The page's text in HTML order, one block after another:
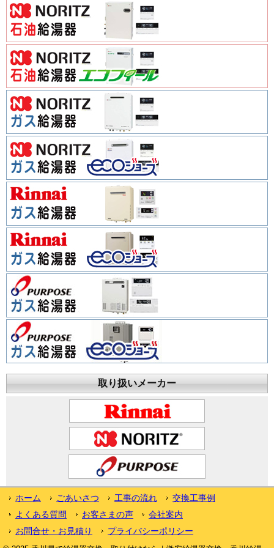
取り扱いメーカー
ホーム ごあいさつ 工事の流れ
交換工事例
よくある質問
お客さまの声
会社案内
お問合せ・お見積り
プライバシーポリシー